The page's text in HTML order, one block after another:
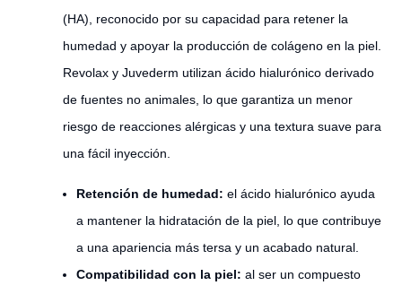
(HA), reconocido por su capacidad para retener la
humedad y apoyar la producción de colágeno en la piel.
Revolax y Juvederm utilizan ácido hialurónico derivado
de fuentes no animales, lo que garantiza un menor
riesgo de reacciones alérgicas y una textura suave para
una fácil inyección.
Retención de humedad: el ácido hialurónico ayuda
a mantener la hidratación de la piel, lo que contribuye
a una apariencia más tersa y un acabado natural.
Compatibilidad con la piel: al ser un compuesto